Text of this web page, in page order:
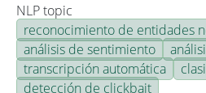
NLP topic
reconocimiento de entidades
análisis de sentimiento
transcripción automática
detección de clickbait